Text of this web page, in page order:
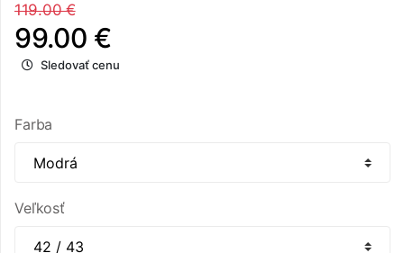
119.00 €
99.00 €
Sledovať cenu
Farba
Veľkosť